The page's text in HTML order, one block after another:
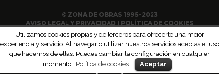
© ZONA DE OBRAS 1995-2023
AVISO LEGAL Y PRIVACIDAD|POLÍTICA DE COOKIES
Utilizamos cookies propias y de terceros para ofrecerte una mejor
experiencia y servicio. Al navegar o utilizar nuestros servicios aceptas el uso
que hacemos de ellas. Puedes cambiar la configuración en cualquier
momento . Política de cookies Aceptar